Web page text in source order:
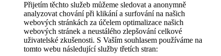
Přijetím těchto služeb můžeme sledovat a anonymně
analyzovat chování při klikání a surfování na našich
webových stránkách za účelem optimalizace našich
webových stránek a neustálého zlepšování celkové
uživatelské zkušenosti. S Vaším souhlasem používáme na
tomto webu následující služby třetích stran: